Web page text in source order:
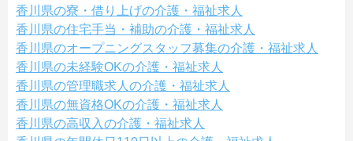
香川県の寮・借り上げの介護・福祉求人
香川県の住宅手当・補助の介護・福祉求人
香川県のオープニングスタッフ募集の介護・福祉求人
香川県の未経験OKの介護・福祉求人
香川県の管理職求人の介護・福祉求人
香川県の無資格OKの介護・福祉求人
香川県の高収入の介護・福祉求人